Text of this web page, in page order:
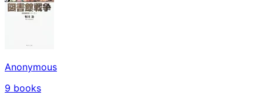
Anonymous
9 books